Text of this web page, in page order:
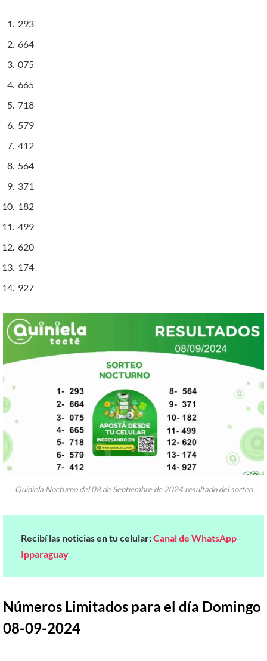
293
664
075
665
718
579
412
564
371
182
499
620
174
927
Quiniela Nocturno del 08 de Septiembre de 2024 resultado del sorteo
Recibí las noticias en tu celular:Canal de WhatsApp
Ipparaguay
Números Limitados para el día Domingo
08-09-2024